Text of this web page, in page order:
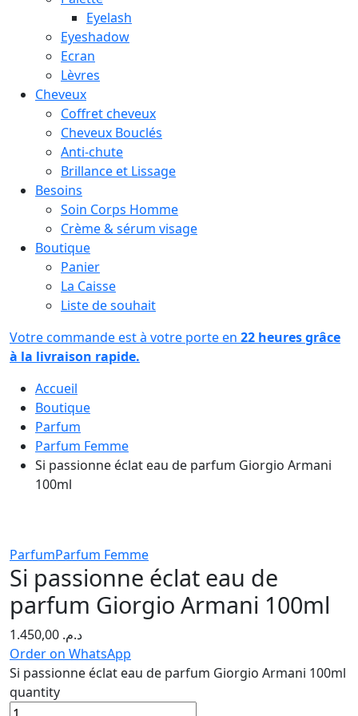
Eyelash
Eyeshadow
Ecran
Lèvres
Cheveux
Coffret cheveux
Cheveux Bouclés
Anti-chute
Brillance et Lissage
Besoins
Soin Corps Homme
Crème & sérum visage
Boutique
Panier
La Caisse
Liste de souhait
Votre commande est à votre porte en 22 heures grâce
à la livraison rapide.
Accueil
Boutique
Parfum
Parfum Femme
Si passionne éclat eau de parfum Giorgio Armani
100ml
ParfumParfum Femme
Si passionne éclat eau de
parfum Giorgio Armani 100ml
د.م.
Order on WhatsApp
Si passionne éclat eau de parfum Giorgio Armani 100ml
quantity